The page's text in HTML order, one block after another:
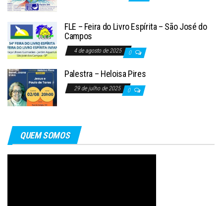
FLE – Feira do Livro Espírita – São José do
Campos
4 de agosto de 2025 0
Palestra – Heloisa Pires
29 de julho de 2025 0
QUEM SOMOS